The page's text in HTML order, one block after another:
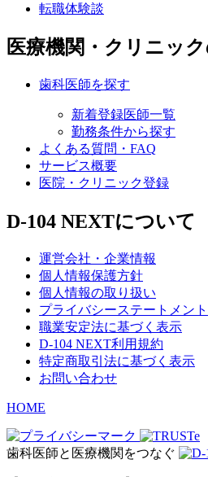
転職体験談
医療機関・クリニッ
歯科医師を探す
新着登録医師一覧
勤務条件から探す
よくある質問・FAQ
サービス概要
医院・クリニック登録
D-104 NEXTについて
運営会社・企業情報
個人情報保護方針
個人情報の取り扱い
プライバシーステートメント
職業安定法に基づく表示
D-104 NEXT利用規約
特定商取引法に基づく表示
お問い合わせ
HOME
歯科医師と医療機関をつなぐ